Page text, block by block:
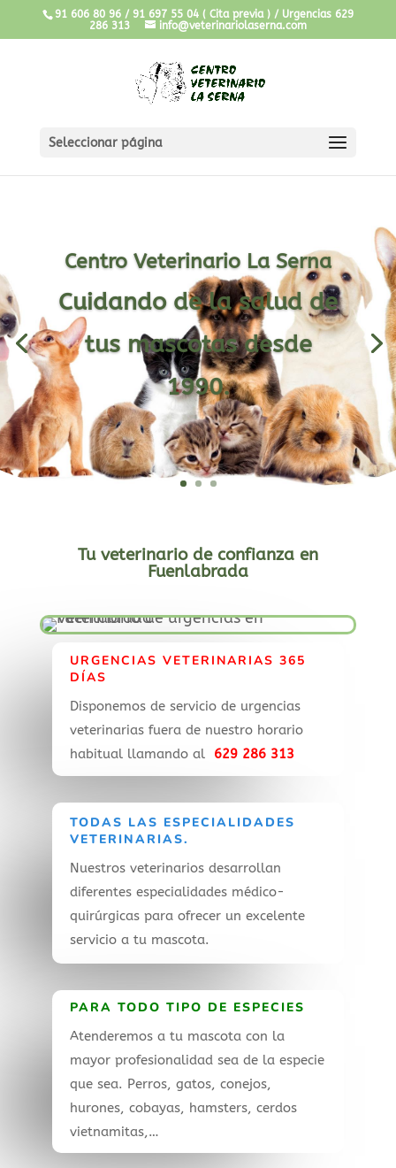
91 606 80 96 / 91 697 55 04 ( Cita previa ) / Urgencias 629
286 313
info@veterinariolaserna.com
Seleccionar página
Centro Veterinario La Serna
Cuidando de la salud de
tus mascotas desde
1990.
Tu veterinario de confianza en
Fuenlabrada
URGENCIAS VETERINARIAS 365
DÍAS
Disponemos de servicio de urgencias
veterinarias fuera de nuestro horario
habitual llamando al 629 286 313
TODAS LAS ESPECIALIDADES
VETERINARIAS.
Nuestros veterinarios desarrollan
diferentes especialidades médico-
quirúrgicas para ofrecer un excelente
servicio a tu mascota.
PARA TODO TIPO DE ESPECIES
Atenderemos a tu mascota con la
mayor profesionalidad sea de la especie
que sea. Perros, gatos, conejos,
hurones, cobayas, hamsters, cerdos
vietnamitas,…